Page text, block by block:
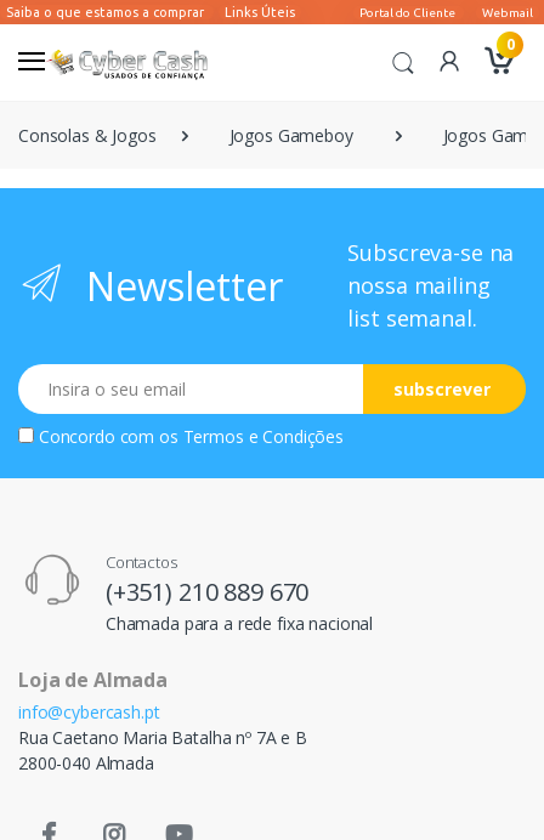
0
Consolas & Jogos Jogos Gameboy Jogos
Newsletter
Subscreva-se na
nossa mailing
list semanal.
Email
subscrever
Concordo com os Termos e Condições
Contactos
(+351) 210 889 670
Chamada para a rede fixa nacional
Loja de Almada
info@cybercash.pt
Rua Caetano Maria Batalha nº 7A e B
2800-040 Almada